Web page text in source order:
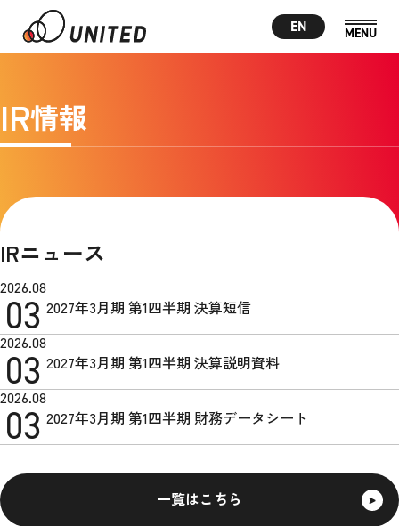
EN
IR情報
IRニュース
2026.08
03 2027年3月期 第1四半期 決算短信
2026.08
03 2027年3月期 第1四半期 決算説明資料
2026.08
03 2027年3月期 第1四半期 財務データシート
一覧はこちら